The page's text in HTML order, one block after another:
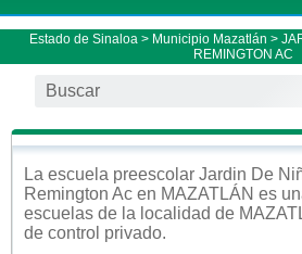
Estado de Sinaloa > Municipio Mazatlán >
REMINGTON AC
La escuela preescolar Jardin De
Remington Ac en MAZATLÁN es
escuelas de la localidad de
de control privado.